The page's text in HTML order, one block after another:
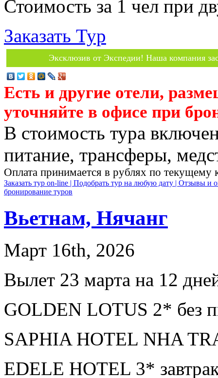
Стоимость за 1 чел при
Заказать Тур
Эксклюзив от Экспедии! Наша компания
Есть и другие отели,
уточняйте в офисе при
В стоимость тура
питание, трансферы,
Оплата принимается в рублях по текущему
Заказать тур on-line | Подобрать тур на любую дату | Отзывы и
бронирование туров
Вьетнам, Нячанг
Март 16th, 2026
Вылет 23 марта на 12
GOLDEN LOTUS 2* без
SAPHIA HOTEL NHA
EDELE HOTEL 3*